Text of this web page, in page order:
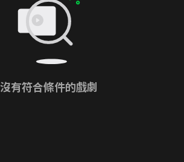
沒有符合條件的戲劇